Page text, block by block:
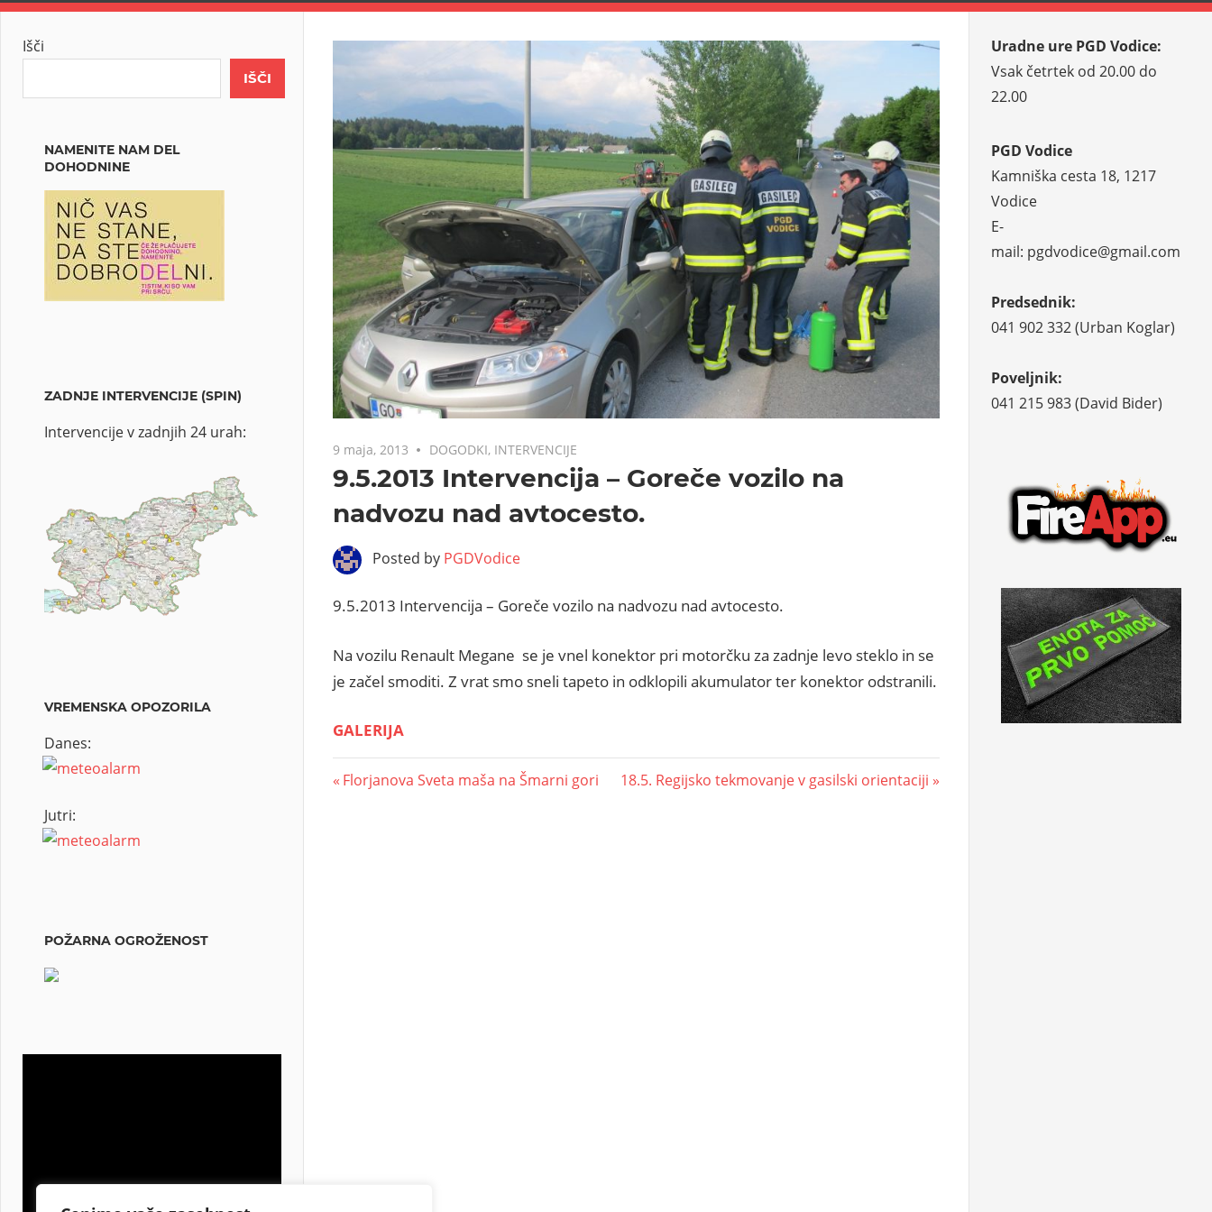
9 maja, 2013 DOGODKI, INTERVENCIJE
9.5.2013 Intervencija – Goreče vozilo na
nadvozu nad avtocesto.
Posted by PGDVodice
9.5.2013 Intervencija – Goreče vozilo na nadvozu nad avtocesto.
Na vozilu Renault Megane se je vnel konektor pri motorčku za zadnje levo steklo in se
je začel smoditi. Z vrat smo sneli tapeto in odklopili akumulator ter konektor odstranili.
GALERIJA
Florjanova Sveta maša na Šmarni gori 18.5. Regijsko tekmovanje v gasilski orientaciji
Išči
IŠČI
NAMENITE NAM DEL
DOHODNINE
ZADNJE INTERVENCIJE (SPIN)
Intervencije v zadnjih 24 urah:
VREMENSKA OPOZORILA
Danes:
Jutri:
POŽARNA OGROŽENOST
Uradne ure PGD Vodice:
Vsak četrtek od 20.00 do
22.00
PGD Vodice
Kamniška cesta 18, 1217
Vodice
E-
mail: pgdvodice@gmail.com
Predsednik:
041 902 332 (Urban Koglar)
Poveljnik:
041 215 983 (David Bider)